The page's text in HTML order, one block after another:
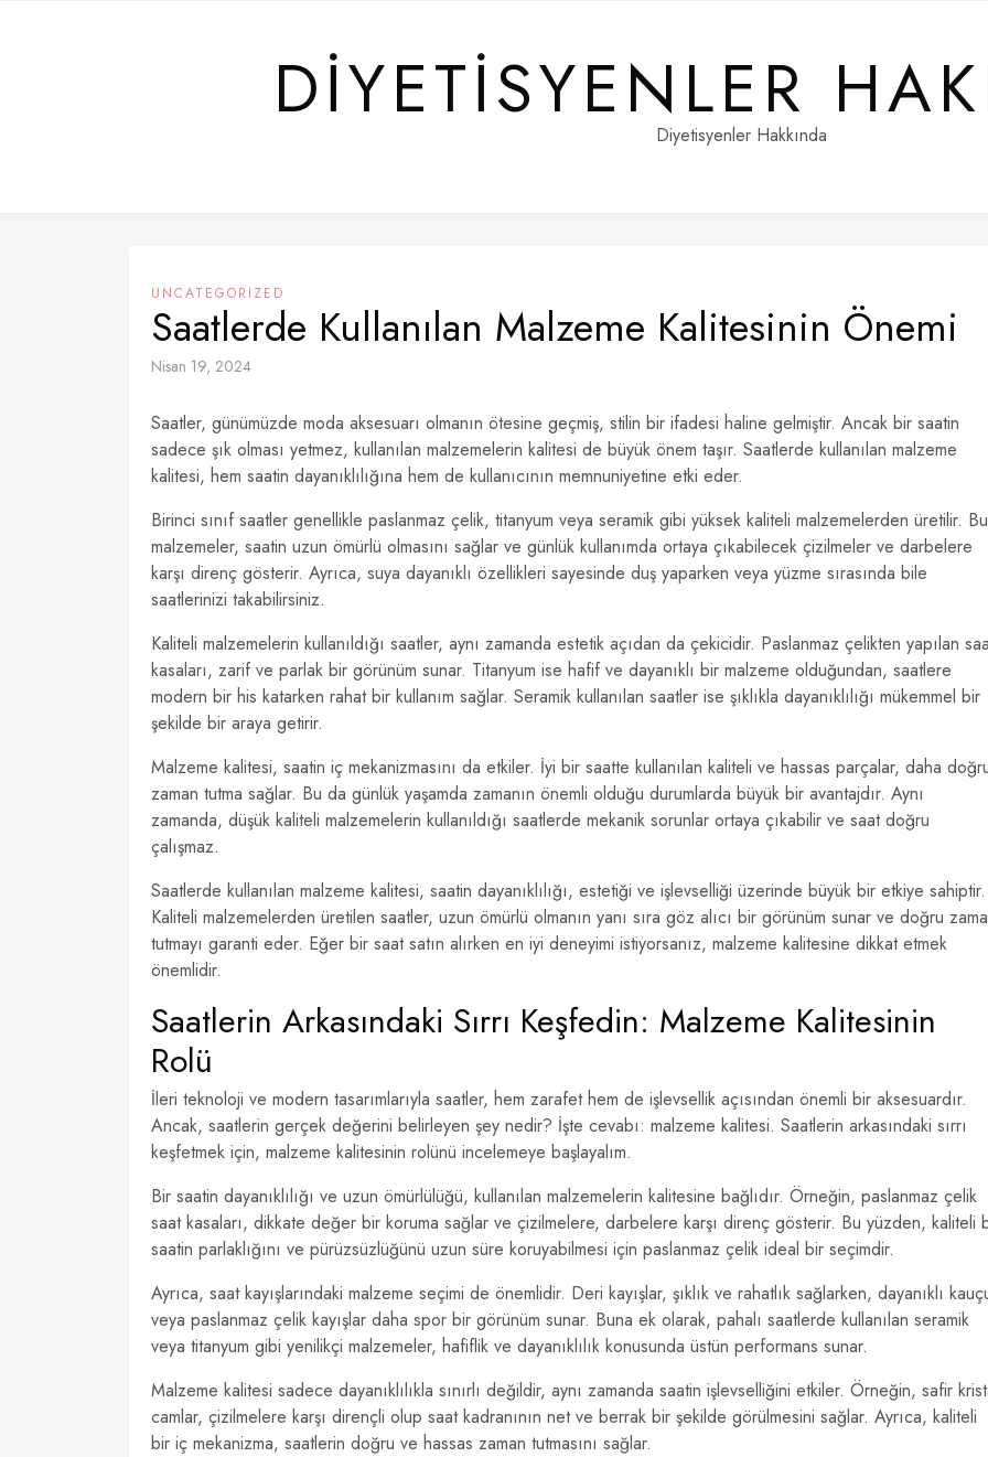
DIYETISYENLER
Diyetisyenler Hakkında
UNCATEGORIZED
Saatlerde Kullanılan Malzeme Kalitesinin Önemi
Nisan 19, 2024
Saatler, günümüzde moda aksesuarı olmanın ötesine geçmiş, stilin bir ifadesi haline gelmiştir. Ancak bir saatin
sadece şık olması yetmez, kullanılan malzemelerin kalitesi de büyük önem taşır. Saatlerde kullanılan malzeme
kalitesi, hem saatin dayanıklılığına hem de kullanıcının memnuniyetine etki eder.
Birinci sınıf saatler genellikle paslanmaz çelik, titanyum veya seramik gibi yüksek kaliteli malzemelerden üretilir. Bu
malzemeler, saatin uzun ömürlü olmasını sağlar ve günlük kullanımda ortaya çıkabilecek çizilmeler ve darbelere
karşı direnç gösterir. Ayrıca, suya dayanıklı özellikleri sayesinde duş yaparken veya yüzme sırasında bile
saatlerinizi takabilirsiniz.
Kaliteli malzemelerin kullanıldığı saatler, aynı zamanda estetik açıdan da çekicidir. Paslanmaz çelikten yapılan
kasaları, zarif ve parlak bir görünüm sunar. Titanyum ise hafif ve dayanıklı bir malzeme olduğundan, saatlere
modern bir his katarken rahat bir kullanım sağlar. Seramik kullanılan saatler ise şıklıkla dayanıklılığı mükemmel bir
şekilde bir araya getirir.
Malzeme kalitesi, saatin iç mekanizmasını da etkiler. İyi bir saatte kullanılan kaliteli ve hassas parçalar, daha
zaman tutma sağlar. Bu da günlük yaşamda zamanın önemli olduğu durumlarda büyük bir avantajdır. Aynı
zamanda, düşük kaliteli malzemelerin kullanıldığı saatlerde mekanik sorunlar ortaya çıkabilir ve saat doğru
çalışmaz.
Saatlerde kullanılan malzeme kalitesi, saatin dayanıklılığı, estetiği ve işlevselliği üzerinde büyük bir etkiye sahiptir.
Kaliteli malzemelerden üretilen saatler, uzun ömürlü olmanın yanı sıra göz alıcı bir görünüm sunar ve doğru
tutmayı garanti eder. Eğer bir saat satın alırken en iyi deneyimi istiyorsanız, malzeme kalitesine dikkat etmek
önemlidir.
Saatlerin Arkasındaki Sırrı Keşfedin: Malzeme Kalitesinin
Rolü
İleri teknoloji ve modern tasarımlarıyla saatler, hem zarafet hem de işlevsellik açısından önemli bir aksesuardır.
Ancak, saatlerin gerçek değerini belirleyen şey nedir? İşte cevabı: malzeme kalitesi. Saatlerin arkasındaki sırrı
keşfetmek için, malzeme kalitesinin rolünü incelemeye başlayalım.
Bir saatin dayanıklılığı ve uzun ömürlülüğü, kullanılan malzemelerin kalitesine bağlıdır. Örneğin, paslanmaz çelik
saat kasaları, dikkate değer bir koruma sağlar ve çizilmelere, darbelere karşı direnç gösterir. Bu yüzden, kaliteli
saatin parlaklığını ve pürüzsüzlüğünü uzun süre koruyabilmesi için paslanmaz çelik ideal bir seçimdir.
Ayrıca, saat kayışlarındaki malzeme seçimi de önemlidir. Deri kayışlar, şıklık ve rahatlık sağlarken, dayanıklı
veya paslanmaz çelik kayışlar daha spor bir görünüm sunar. Buna ek olarak, pahalı saatlerde kullanılan seramik
veya titanyum gibi yenilikçi malzemeler, hafiflik ve dayanıklılık konusunda üstün performans sunar.
Malzeme kalitesi sadece dayanıklılıkla sınırlı değildir, aynı zamanda saatin işlevselliğini etkiler. Örneğin, safir
camlar, çizilmelere karşı dirençli olup saat kadranının net ve berrak bir şekilde görülmesini sağlar. Ayrıca, kaliteli
bir iç mekanizma, saatlerin doğru ve hassas zaman tutmasını sağlar.